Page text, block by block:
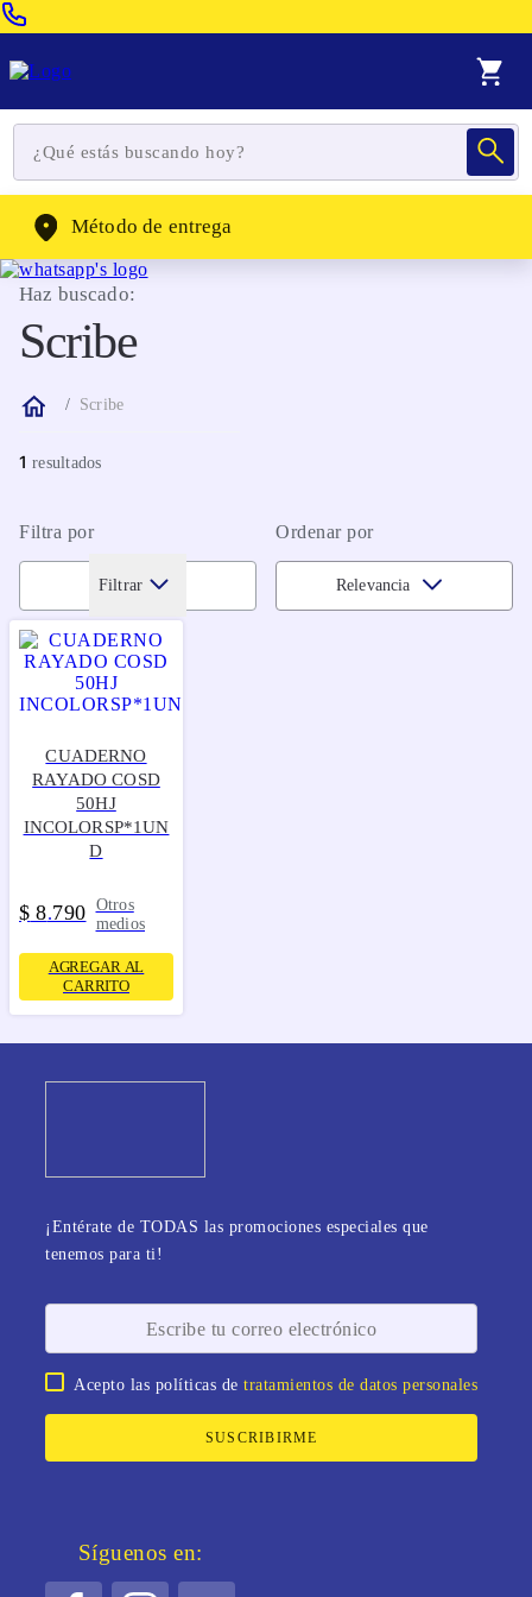
WhatsApp: (302) 262-4104
Método de entrega
Haz buscado:
Scribe
Scribe
1
Filtra por Ordenar por
Filtrar Relevancia
CUADERNO
RAYADO COSD
50HJ
INCOLORSP*1UN
D
$ 8.790 Otros
medios
AGREGAR AL
CARRITO
¡Entérate de TODAS las promociones especiales que
tenemos para ti!
Acepto las políticas detratamientos de datos personales
SUSCRIBIRME
Síguenos en: